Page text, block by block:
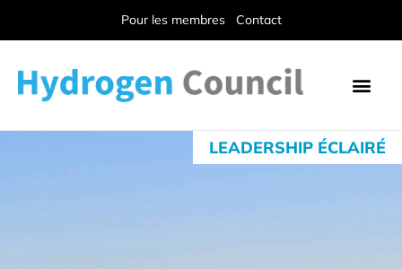
Pour les membres Contact
LEADERSHIP ÉCLAIRÉ